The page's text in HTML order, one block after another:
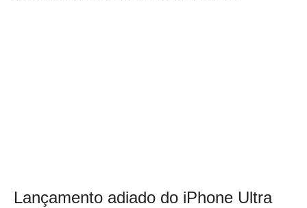
Lançamento adiado do iPhone Ultra